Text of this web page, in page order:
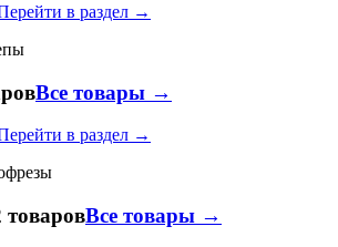
в раздел →
Все товары →
в раздел →
товаровВсе товары →